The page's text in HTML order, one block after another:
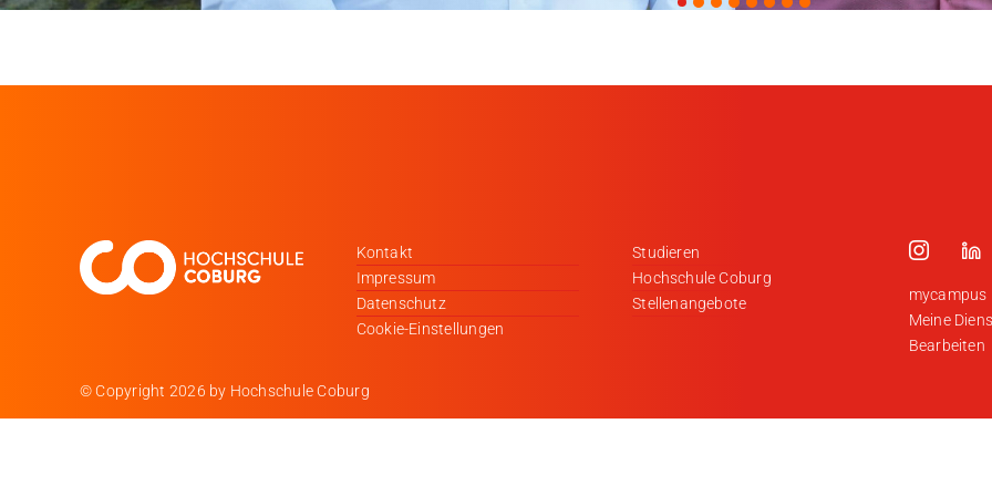
Kontakt
Impressum
Datenschutz
Cookie-Einstellungen
Studieren
Hochschule Coburg
Stellenangebote
mycampus
Meine
Bearbeiten
© Copyright 2026 by Hochschule Coburg